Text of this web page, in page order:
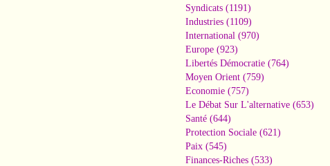
Syndicats (1191)
Industries (1109)
International (970)
Europe (923)
Libertés Démocratie (764)
Moyen Orient (759)
Economie (757)
Le Débat Sur L'alternative (653)
Santé (644)
Protection Sociale (621)
Paix (545)
Finances-Riches (533)